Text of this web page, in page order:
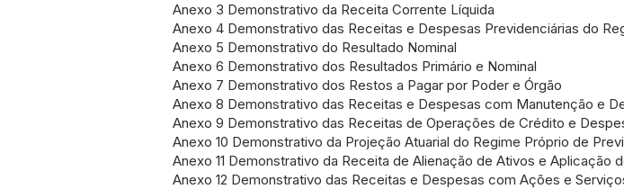
Anexo 3 Demonstrativo da Receita Corrente Líquida
Anexo 4 Demonstrativo das Receitas e Despesas Previdenciárias do
Anexo 5 Demonstrativo do Resultado Nominal
Anexo 6 Demonstrativo dos Resultados Primário e Nominal
Anexo 7 Demonstrativo dos Restos a Pagar por Poder e Órgão
Anexo 8 Demonstrativo das Receitas e Despesas com Manutenção e
Anexo 9 Demonstrativo das Receitas de Operações de Crédito e
Anexo 10 Demonstrativo da Projeção Atuarial do Regime Próprio de
Anexo 11 Demonstrativo da Receita de Alienação de Ativos e Aplicação
Anexo 12 Demonstrativo das Receitas e Despesas com Ações e